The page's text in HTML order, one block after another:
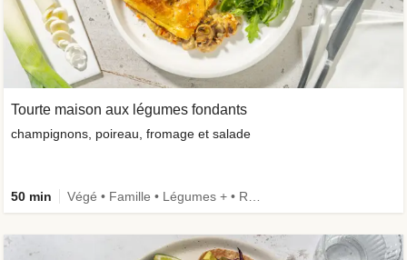
Tourte maison aux légumes fondants
champignons, poireau, fromage et salade
50 min